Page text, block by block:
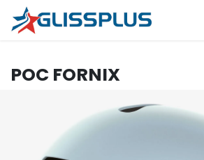
Se rendre au contenu
POC FORNIX